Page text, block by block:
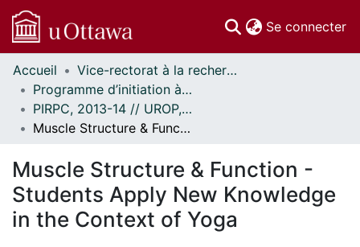
Se connecter
Communautés
et collections
Parcourir
Statistiques
À propos
Accueil
Vice-rectorat à la recherche // Office of the V-P, Research
Programme d’initiation à la recherche au premier cycle (PIRPC) // Undergraduate Research Opportunity Program (UROP)
PIRPC, 2013-14 // UROP, 2013-14
Muscle Structure & Function - Students Apply New Knowledge in the Context of Yoga
Muscle Structure & Function -
Students Apply New Knowledge
in the Context of Yoga